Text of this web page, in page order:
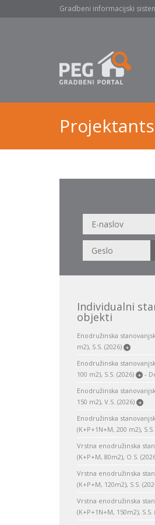
Gradbeni informacijski
Individualni
objekti
Enodružinska
m2), S.S. (2026) +
Enodružinska
100 m2), S.S. (2026) + -
Enodružinska
150 m2), V.S. (2026) +
Enodružinska
(K+P+1N+M, 200 m2),
Vrstna enodružinska
(K+P+M, 80m2), O.S.
Vrstna enodružinska
(K+P+M, 120m2), S.S.
Vrstna enodružinska
(K+P+1N+M, 150m2), S.S.